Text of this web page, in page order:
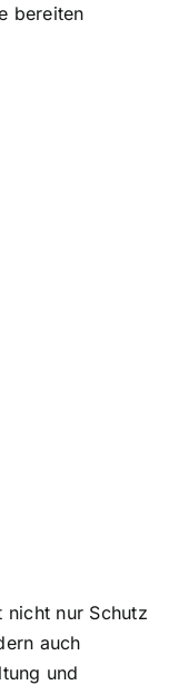
bereiten
nicht nur Schutz
auch
und